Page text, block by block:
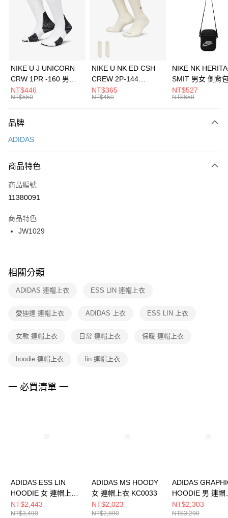
3 期 0 利率 每期 21家銀行
合作金庫商業銀行
第一商業銀行
華南商業銀行
彰化商業銀行
上海商業儲蓄銀行
元大商業銀行
台灣樂天信用卡公司
Apple Pay
全盈+PAY
AFTEE先享後付
【關於「AFTEE先享後付」】
便利好安心！
３．安心：先確認商品／服務後，再付款。
【「AFTEE先享後付」結帳流程】
１．於結帳方式選擇「AFTEE先享後付」後，將跳轉至「AFTEE先享後付」
２．訂單成立數日內，您將收到繳費通知簡訊。
３．收到繳費通知簡訊後14天內，點擊此簡訊中的連結，可透過四大超商／
ATM／網路銀行／等多元方式進行付款，方視為交易完成。
※ 交易是否成功請以「AFTEE先享後付 」之結帳頁面顯示為準，若有關於
是否繳費成功／繳費後需取消欲退款等相關疑問，請聯繫「AFTEE先享後付
客戶支援中心」https://netprotections.freshdesk.com/support/home
１．透過由恩沛科技股份有限公司提供之「AFTEE先享後付」服務完成之交
權轉讓予恩沛科技股份有限公司。
３．未成年的使用者請事先徵得法定代理人或監護人之同意方可使用
４．使用「AFTEE先享後付」時，將依據個別帳號之用戶狀況，依本公司即
運送方式
每筆NT$100，滿NT$1,500(含以上)免運費
宅配
每筆NT$100，滿NT$1,500(含以上)免運費
付款後門市自取
每筆NT$100，滿NT$1,500(含以上)免運費
NIKE U J UNICORN
CRW 1PR -160 男女
中統襪 FZ3393100
NT$446
NT$550
NIKE U NK ED CSH
CREW 2P-144
EMBRDY 男女 短統襪
FZ3073133
NT$365
NT$450
NIKE NK
SMIT 男女 側背
BA5871010
NT$527
NT$650
品牌
ADIDAS
商品特色
商品編號
11380091
商品特色
JW1029
相關分類
ADIDAS 連帽上衣 ESS LIN 連帽上衣
愛迪達 連帽上衣 ADIDAS 上衣 ESS LIN 上衣
女款 連帽上衣 日常 連帽上衣 保暖 連帽上衣
hoodie 連帽上衣 lin 連帽上衣
一 必買清單 一
ADIDAS ESS LIN
HOODIE 女 連帽上衣
JX5495
NT$2,443
NT$3,490
ADIDAS MS HOODY
女 連帽上衣 KC0033
NT$2,023
NT$2,890
ADIDAS
HOODIE 男 連帽
JX3059
NT$2,303
NT$3,290